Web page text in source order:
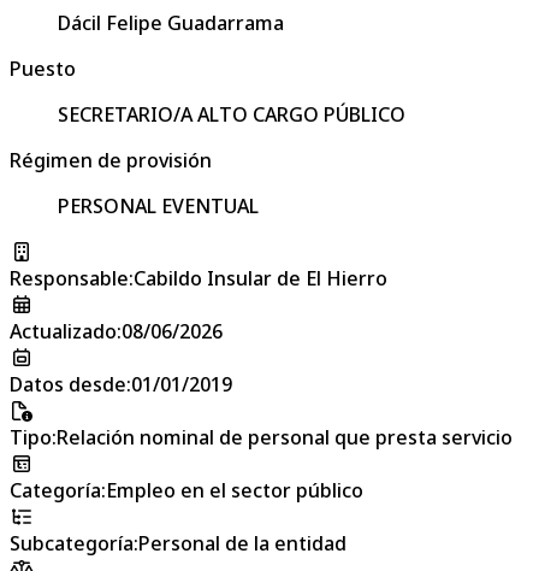
Dácil Felipe Guadarrama
Puesto
SECRETARIO/A ALTO CARGO PÚBLICO
Régimen de provisión
PERSONAL EVENTUAL
Responsable:Cabildo Insular de El Hierro
Actualizado:08/06/2026
Datos desde:01/01/2019
Tipo:Relación nominal de personal que presta servicio
Categoría:Empleo en el sector público
Subcategoría:Personal de la entidad